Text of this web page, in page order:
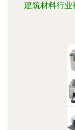
建筑材料行业